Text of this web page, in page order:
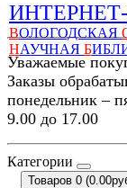
ВОЛОГОДСКАЯ
НАУЧНАЯ Б
Уважаемые
Заказы
понедельник –
9.00 до 17.00
Категории
Товаров 0